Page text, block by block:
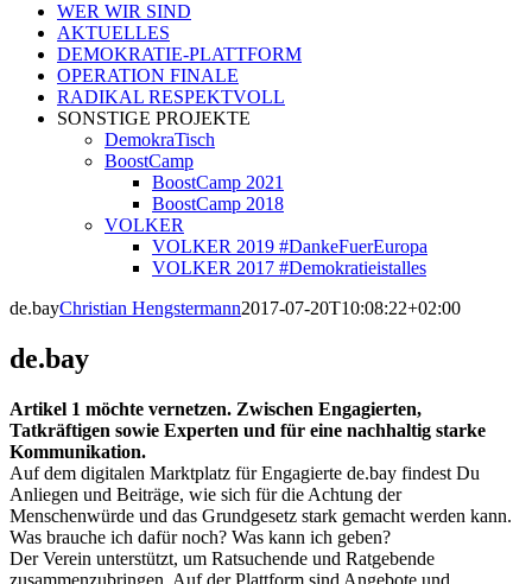
WER WIR SIND
AKTUELLES
DEMOKRATIE-PLATTFORM
OPERATION FINALE
RADIKAL RESPEKTVOLL
SONSTIGE PROJEKTE
DemokraTisch
BoostCamp
BoostCamp 2021
BoostCamp 2018
VOLKER
VOLKER 2019 #DankeFuerEuropa
VOLKER 2017 #Demokratieistalles
de.bayChristian Hengstermann2017-07-20T10:08:22+02:00
de.bay
Artikel 1 möchte vernetzen. Zwischen Engagierten,
Tatkräftigen sowie Experten und für eine nachhaltig starke
Kommunikation.
Auf dem digitalen Marktplatz für Engagierte de.bay findest Du
Anliegen und Beiträge, wie sich für die Achtung der
Menschenwürde und das Grundgesetz stark gemacht werden kann.
Was brauche ich dafür noch? Was kann ich geben?
Der Verein unterstützt, um Ratsuchende und Ratgebende